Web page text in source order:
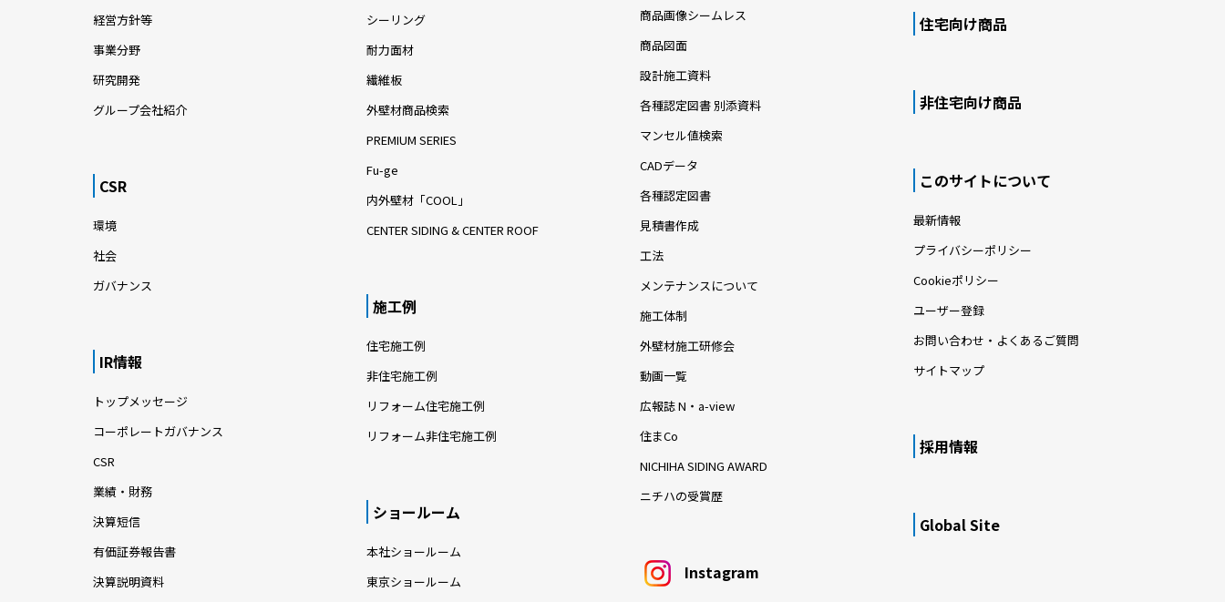
経営方針等
事業分野
研究開発
グループ会社紹介
CSR
環境
社会
ガバナンス
IR情報
トップメッセージ
コーポレートガバナンス
CSR
業績・財務
決算短信
有価証券報告書
決算説明資料
シーリング
耐力面材
繊維板
外壁材商品検索
PREMIUM SERIES
Fu-ge
内外壁材「COOL」
CENTER SIDING & CENTER ROOF
施工例
住宅施工例
非住宅施工例
リフォーム住宅施工例
リフォーム非住宅施工例
ショールーム
本社ショールーム
東京ショールーム
商品画像シームレス
商品図面
設計施工資料
各種認定図書 別添資料
マンセル値検索
CADデータ
各種認定図書
見積書作成
工法
メンテナンスについて
施工体制
外壁材施工研修会
動画一覧
広報誌 N・a-view
住まCo
NICHIHA SIDING AWARD
ニチハの受賞歴
Instagram
住宅向け商品
非住宅向け商品
このサイトについて
最新情報
プライバシーポリシー
Cookieポリシー
ユーザー登録
お問い合わせ・よくあるご質問
サイトマップ
採用情報
Global Site